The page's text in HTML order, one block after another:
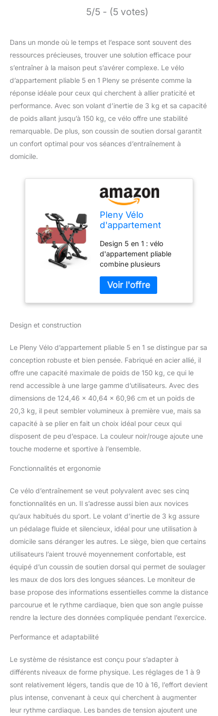
5/5 - (5 votes)
Dans un monde où le temps et l’espace sont souvent des
ressources précieuses, trouver une solution efficace pour
s’entraîner à la maison peut s’avérer complexe. Le vélo
d’appartement pliable 5 en 1 Pleny se présente comme la
réponse idéale pour ceux qui cherchent à allier praticité et
performance. Avec son volant d’inertie de 3 kg et sa capacité
de poids allant jusqu’à 150 kg, ce vélo offre une stabilité
remarquable. De plus, son coussin de soutien dorsal garantit
un confort optimal pour vos séances d’entraînement à
domicile.
Pleny Vélo
d'appartement
la maison, volant
d'inertie de 3 kg,
capacité de poids
de 150 kg, coussin
de soutien dorsal,
vélo d'entraînement
d'intérieur pour
Design 5 en 1 : vélo
d'appartement pliable
combine plusieurs
soutenant la combustion
des graisses à haute
intensité, les étirements
pour l'aviron et
l'étirement. Vous pouvez
facilement atteindre des
objectifs d'entraînement
complets à la maison.
Réglage de la résistance
magnétique, silencieux et
fluide : équipé de quatre
aimants de haute qualité
et d'un volant d'inertie en
aluminium de 3 kg, ce
résistance fluide et
de trouver facilement le
niveau de défi idéal pour
d'entraînement. Design
pliable pour économiser
de l'espace : la structure
innovante en forme de X
rend ce vélo d'exercice
robuste et sûr lors de
l'utilisation, et ne prend
que 50,8 x 50,8 cm
d'espace au sol lorsqu'il
transport incluses
réel : avec dossier
rembourré et poignée
multi-grip rembourrée
offrant un excellent
confort, et le moniteur
LCD suit plusieurs
Design et construction
Le Pleny Vélo d’appartement pliable 5 en 1 se distingue par sa
conception robuste et bien pensée. Fabriqué en acier allié, il
offre une capacité maximale de poids de 150 kg, ce qui le
rend accessible à une large gamme d’utilisateurs. Avec des
dimensions de 124,46 x 40,64 x 60,96 cm et un poids de
20,3 kg, il peut sembler volumineux à première vue, mais sa
capacité à se plier en fait un choix idéal pour ceux qui
disposent de peu d’espace. La couleur noir/rouge ajoute une
touche moderne et sportive à l’ensemble.
Fonctionnalités et ergonomie
Ce vélo d’entraînement se veut polyvalent avec ses cinq
fonctionnalités en un. Il s’adresse aussi bien aux novices
qu’aux habitués du sport. Le volant d’inertie de 3 kg assure
un pédalage fluide et silencieux, idéal pour une utilisation à
domicile sans déranger les autres. Le siège, bien que certains
utilisateurs l’aient trouvé moyennement confortable, est
équipé d’un coussin de soutien dorsal qui permet de soulager
les maux de dos lors des longues séances. Le moniteur de
base propose des informations essentielles comme la distance
parcourue et le rythme cardiaque, bien que son angle puisse
rendre la lecture des données compliquée pendant l’exercice.
Performance et adaptabilité
Le système de résistance est conçu pour s’adapter à
différents niveaux de forme physique. Les réglages de 1 à 9
sont relativement légers, tandis que de 10 à 16, l’effort devient
plus intense, convenant à ceux qui cherchent à augmenter
leur rythme cardiaque. Les bandes de tension ajoutent une